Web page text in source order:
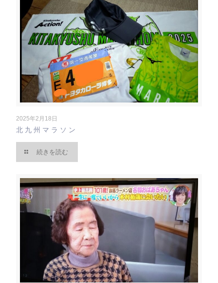
2025年2月18日
北九州マラソン
続きを読む